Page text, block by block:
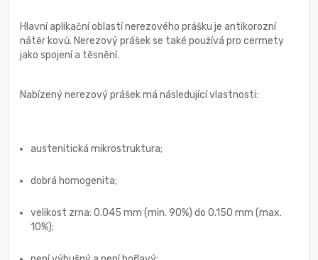
Hlavní aplikační oblastí nerezového prášku je antikorozní
nátěr kovů. Nerezový prášek se také používá pro cermety
jako spojení a těsnění.
Nabízený nerezový prášek má následující vlastnosti:
austenitická mikrostruktura;
dobrá homogenita;
velikost zrna: 0.045 mm (min. 90%) do 0.150 mm (max.
10%);